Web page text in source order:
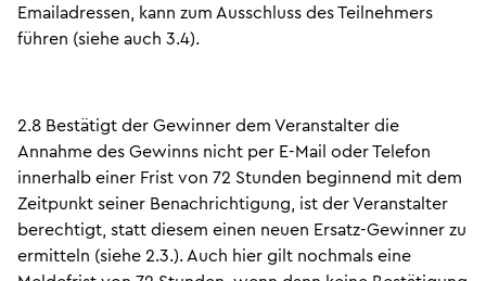
Emailadressen, kann zum Ausschluss des Teilnehmers
führen (siehe auch 3.4).
2.8 Bestätigt der Gewinner dem Veranstalter die
Annahme des Gewinns nicht per E-Mail oder Telefon
innerhalb einer Frist von 72 Stunden beginnend mit dem
Zeitpunkt seiner Benachrichtigung, ist der Veranstalter
berechtigt, statt diesem einen neuen Ersatz-Gewinner zu
ermitteln (siehe 2.3.). Auch hier gilt nochmals eine